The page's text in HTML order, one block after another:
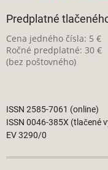
Predplatné
Cena jedného čísla: 5 €
Ročné predplatné: 30 €
(bez poštovného)
ISSN 2585-7061 (online)
ISSN 0046-385X (tlačené
EV 3290/0